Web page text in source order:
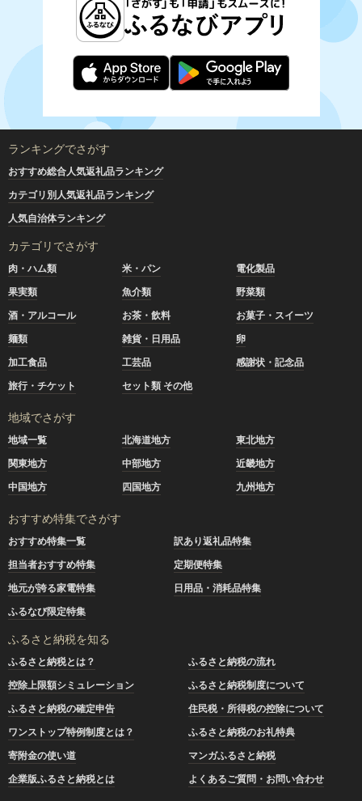
ランキングでさがす
おすすめ総合人気返礼品ランキング
カテゴリ別人気返礼品ランキング
人気自治体ランキング
カテゴリでさがす
肉・ハム類 米・パン
電化製品
果実類
魚介類
野菜類
酒・アルコール
お茶・飲料
お菓子・スイーツ
麺類
雑貨・日用品
卵
加工食品
工芸品
感謝状・記念品
旅行・チケット
セット類 その他
地域でさがす
地域一覧 北海道地方
東北地方
関東地方
中部地方
近畿地方
中国地方
四国地方 九州地方
おすすめ特集でさがす
おすすめ特集一覧
訳あり返礼品特集
担当者おすすめ特集
定期便特集
地元が誇る家電特集
日用品・消耗品特集
ふるなび限定特集
ふるさと納税を知る
ふるさと納税とは？
ふるさと納税の流れ
控除上限額シミュレーション
ふるさと納税制度について
ふるさと納税の確定申告
住民税・所得税の控除について
ワンストップ特例制度とは？
ふるさと納税のお礼特典
寄附金の使い道
マンガふるさと納税
企業版ふるさと納税とは
よくあるご質問・お問い合わせ